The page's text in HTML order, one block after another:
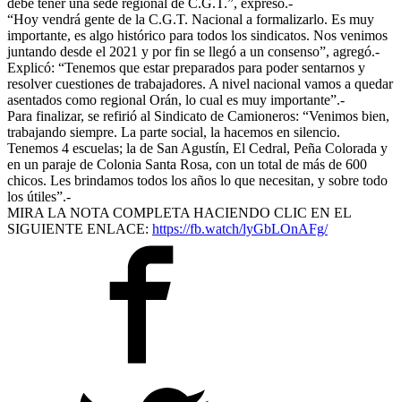
“Hoy vendrá gente de la C.G.T. Nacional a formalizarlo. Es muy
importante, es algo histórico para todos los sindicatos. Nos venimos
juntando desde el 2021 y por fin se llegó a un consenso”, agregó.-
Explicó: “Tenemos que estar preparados para poder sentarnos y
resolver cuestiones de trabajadores. A nivel nacional vamos a quedar
asentados como regional Orán, lo cual es muy importante”.-
Para finalizar, se refirió al Sindicato de Camioneros: “Venimos bien,
trabajando siempre. La parte social, la hacemos en silencio.
Tenemos 4 escuelas; la de San Agustín, El Cedral, Peña Colorada y
en un paraje de Colonia Santa Rosa, con un total de más de 600
chicos. Les brindamos todos los años lo que necesitan, y sobre todo
los útiles”.-
MIRA LA NOTA COMPLETA HACIENDO CLIC EN EL
SIGUIENTE ENLACE: https://fb.watch/lyGbLOnAFg/